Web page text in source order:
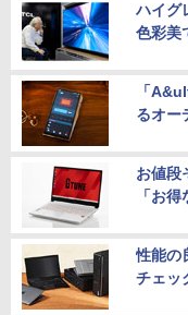
ハイグ
色彩美
「
るオー
お値段
「お
性能の
チェッ